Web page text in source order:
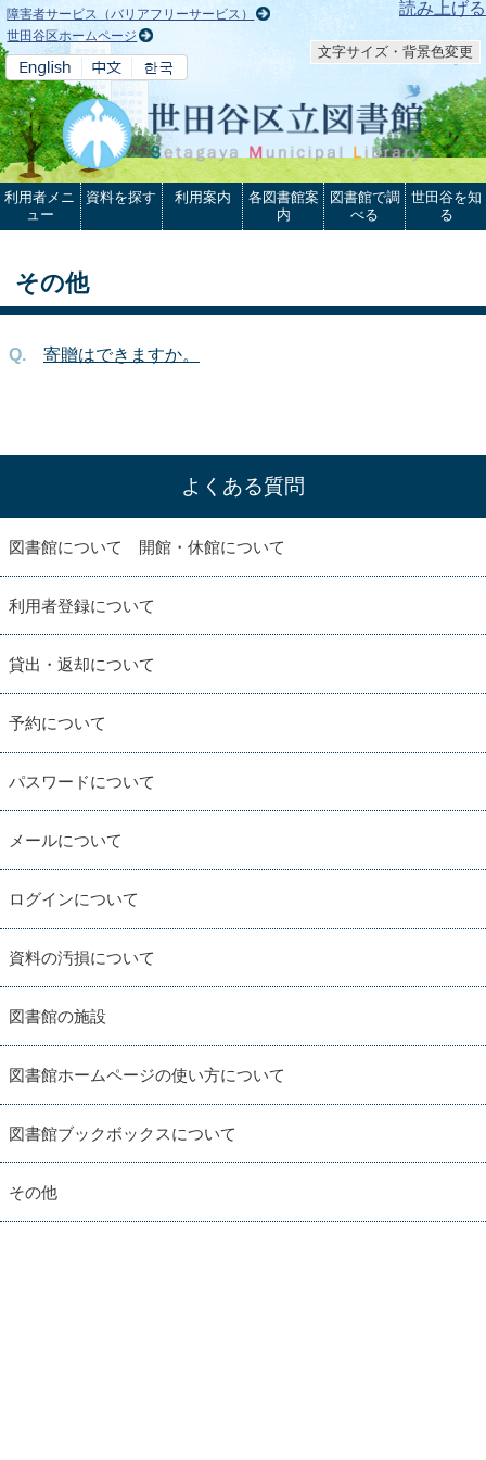
本文へ 読み上げる
障害者サービス（バリアフリーサービス）
世田谷区ホームページ
文字サイズ・背景色変更
利用者メニ
ュー
資料を探す 利用案内
各図書館案
内
図書館で調
べる
世田谷を知
る
その他
寄贈はできますか。
よくある質問
図書館について 開館・休館について
利用者登録について
貸出・返却について
予約について
パスワードについて
メールについて
ログインについて
資料の汚損について
図書館の施設
図書館ホームページの使い方について
図書館ブックボックスについて
その他